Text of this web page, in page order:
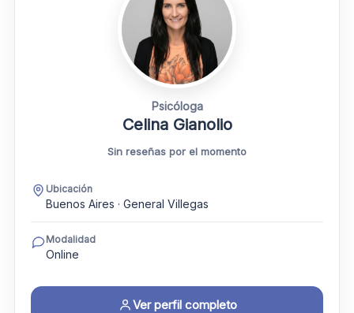
Psicóloga
Celina Gianolio
Sin reseñas por el momento
Ubicación
Buenos Aires · General Villegas
Modalidad
Online
Ver perfil completo